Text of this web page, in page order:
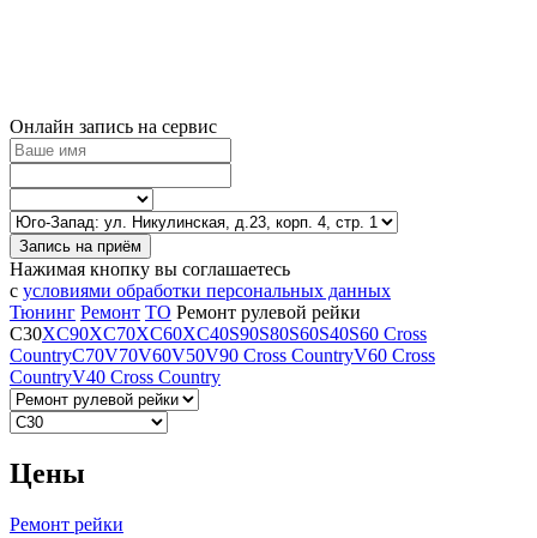
Онлайн запись на сервис
Запись на приём
Нажимая кнопку вы соглашаетесь
с условиями обработки персональных данных
Тюнинг Ремонт ТО Ремонт рулевой рейки
C30XC90XC70XC60XC40S90S80S60S40S60 Cross
CountryC70V70V60V50V90 Cross CountryV60 Cross
CountryV40 Cross Country
Цены
Ремонт рейки